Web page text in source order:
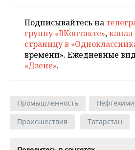
ТАТАРСТАНА
НЕФТЕХИМИЯ
НЕФТЬ
ОПК
РОЗНИЧНАЯ ТОРГОВЛЯ
ТРАНСПОРТ
УСЛУГИ
ТЕХНОЛОГИИ
НОВОСТИ ТЕХНОЛОГИЙ
МЕДИА
ТЕЛЕКОММУНИКАЦИИ
МЕРОПРИЯТИЯ
НОВОСТИ МЕРОПРИЯТИЙ
ВЫЕЗДНАЯ РЕДАКЦИЯ
БИЗНЕС-БРАНЧИ
СПОРТ
НОВОСТИ СПОРТА
ФУТБОЛ
НОВОСТИ ОБЩЕСТВА
ФОТОГАЛЕРЕЯ
Подписывайтесь на
группу «ВКонтакте»,канал
страницу в
времени». Ежедневные
«Дзене».
Промышленность
Происшествия
Татарстан